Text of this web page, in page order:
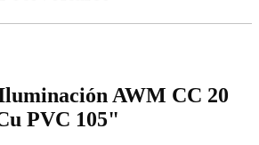
AWM CC 20
PVC 105"